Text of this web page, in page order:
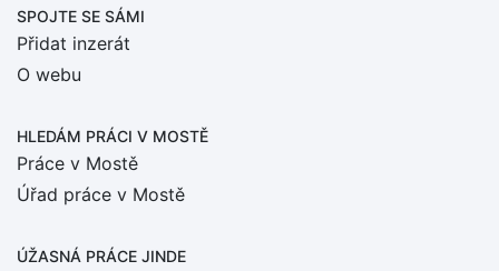
SPOJTE SE SÁMI
Přidat inzerát
O webu
HLEDÁM PRÁCI V MOSTĚ
Práce v Mostě
Úřad práce v Mostě
ÚŽASNÁ PRÁCE JINDE